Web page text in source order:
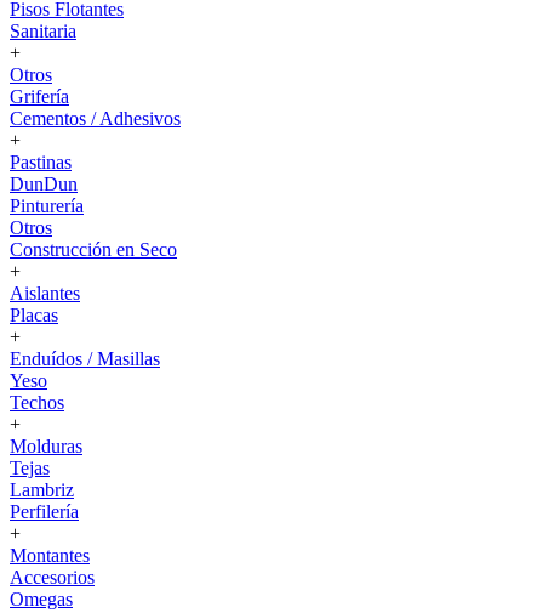
Pisos Flotantes
Sanitaria
+
Otros
Grifería
Cementos / Adhesivos
+
Pastinas
DunDun
Pinturería
Otros
Construcción en Seco
+
Aislantes
Placas
+
Enduídos / Masillas
Yeso
Techos
+
Molduras
Tejas
Lambriz
Perfilería
+
Montantes
Accesorios
Omegas